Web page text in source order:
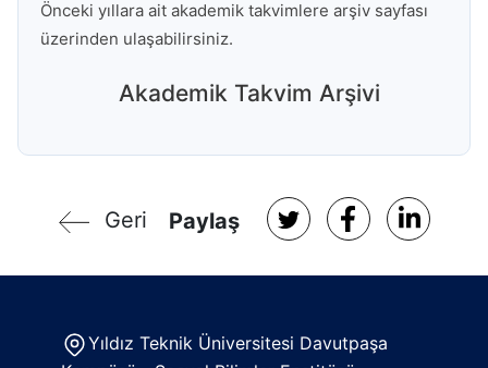
Önceki yıllara ait akademik takvimlere arşiv sayfası
üzerinden ulaşabilirsiniz.
Akademik Takvim Arşivi
Geri Paylaş
Yıldız Teknik Üniversitesi Davutpaşa